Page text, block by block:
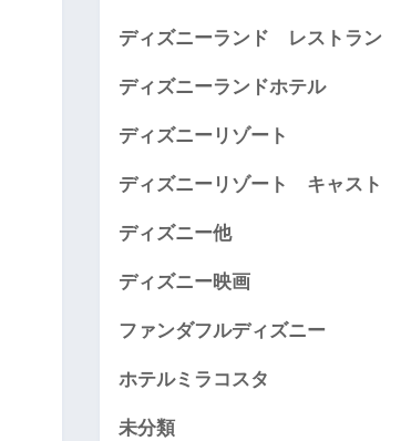
ディズニーランド レストラン
ディズニーランドホテル
ディズニーリゾート
ディズニーリゾート キャスト
ディズニー他
ディズニー映画
ファンダフルディズニー
ホテルミラコスタ
未分類